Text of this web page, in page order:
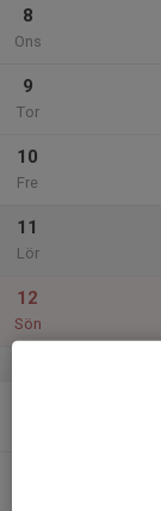
8
Ons
9
Tor
10
Fre
11
Lör
12
Sön